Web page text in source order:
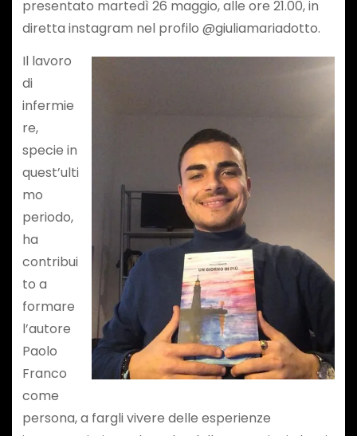
presentato martedì 26 maggio, alle ore 21.00, in
diretta instagram nel profilo @giuliamariadotto.
Il lavoro
di
infermie
re,
specie in
quest’ulti
mo
periodo,
ha
contribui
to a
formare
l’autore
Paolo
Franco
come
persona, a fargli vivere delle esperienze